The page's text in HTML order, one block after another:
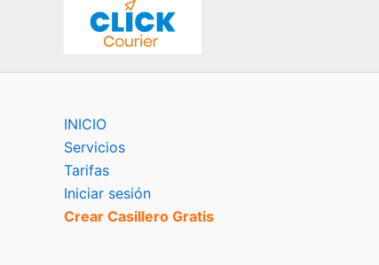
INICIO
Servicios
Tarifas
Iniciar sesión
Crear Casillero Gratis